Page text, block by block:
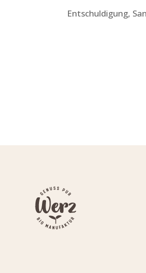
Entschuldigung,